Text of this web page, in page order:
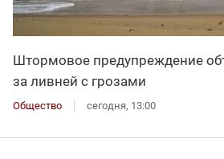
Штормовое предупреждение
за ливней с грозами
Общество сегодня, 13:00